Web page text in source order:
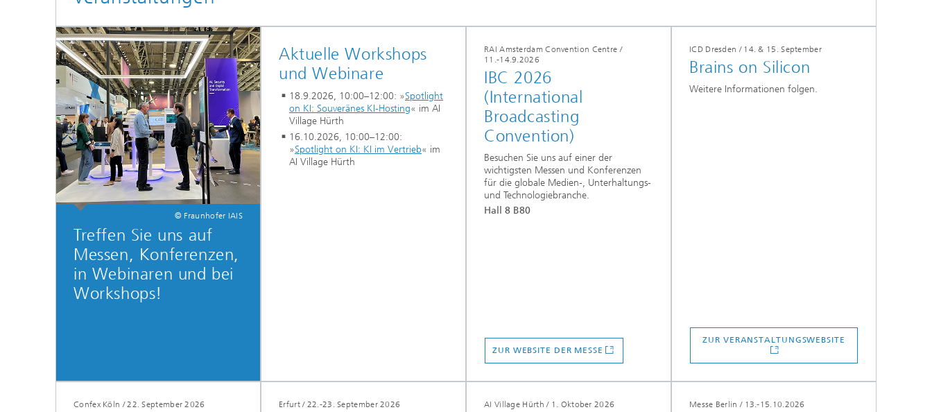
© Fraunhofer IAIS
Treffen Sie uns auf
Messen, Konferenzen,
in Webinaren und bei
Workshops!
Aktuelle Workshops
und Webinare
18.9.2026, 10:00–12:00: »Spotlight
on KI: Souveränes KI-Hosting« im AI
Village Hürth
16.10.2026, 10:00–12:00:
»Spotlight on KI: KI im Vertrieb« im
AI Village Hürth
RAI Amsterdam Convention Centre /
11.-14.9.2026
IBC 2026
(International
Broadcasting
Convention)
Besuchen Sie uns auf einer der
wichtigsten Messen und Konferenzen
für die globale Medien-, Unterhaltungs-
und Technologiebranche.
Hall 8 B80
ZUR WEBSITE DER MESSE
ICD Dresden / 14. & 15. September
Brains on Silicon
Weitere Informationen folgen.
ZUR VERANSTALTUNGSWEBSITE
Confex Köln / 22. September 2026 Erfurt / 22.-23. September 2026 AI Village Hürth / 1. Oktober 2026 Messe Berlin / 13.-15.10.2026